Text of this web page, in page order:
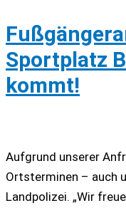
Sportplatz
kommt!
Aufgrund unserer
Ortsterminen – auch
Landpolizei. „Wir